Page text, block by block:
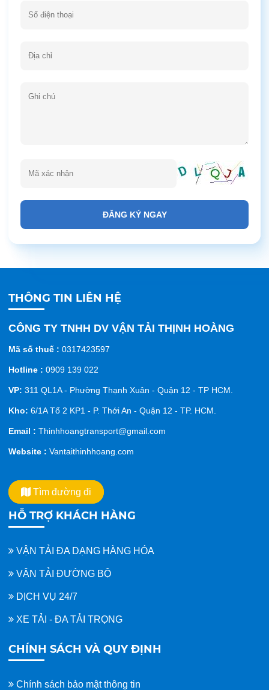
ĐĂNG KÝ NGAY
THÔNG TIN LIÊN HỆ
CÔNG TY TNHH DV VẬN TẢI THỊNH HOÀNG
Mã số thuế :0317423597
Hotline : 0909 139 022
VP: 311 QL1A - Phường Thạnh Xuân - Quận 12 - TP HCM.
Kho: 6/1A Tổ 2 KP1 - P. Thới An - Quận 12 - TP. HCM.
Email : Thinhhoangtransport@gmail.com
Website : Vantaithinhhoang.com
Tìm đường đi
HỖ TRỢ KHÁCH HÀNG
VẬN TẢI ĐA DẠNG HÀNG HÓA
VẬN TẢI ĐƯỜNG BỘ
DỊCH VỤ 24/7
XE TẢI - ĐA TẢI TRỌNG
CHÍNH SÁCH VÀ QUY ĐỊNH
Chính sách bảo mật thông tin